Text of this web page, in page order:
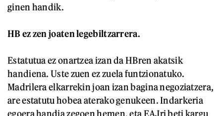
ginen handik.
HB ez zen joaten legebiltzarrera.
Estatutua ez onartzea izan da HBren akatsik
handiena. Uste zuen ez zuela funtzionatuko.
Madrilera elkarrekin joan izan bagina negoziatzera,
are estatutu hobea aterako genukeen. Indarkeria
egoera handia zegoen hemen, eta EAJri beti kargu